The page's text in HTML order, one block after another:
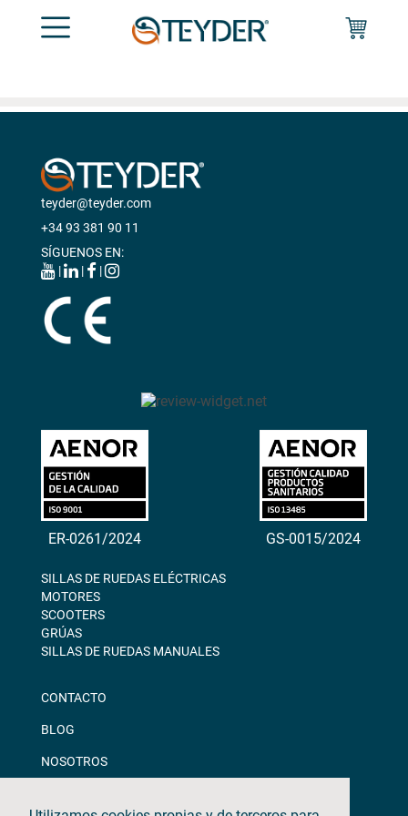
teyder@teyder.com
+34 93 381 90 11
SÍGUENOS EN:
|
| |
ER-0261/2024 GS-0015/2024
SILLAS DE RUEDAS ELÉCTRICAS
MOTORES
SCOOTERS
GRÚAS
SILLAS DE RUEDAS MANUALES
CONTACTO
BLOG
NOSOTROS